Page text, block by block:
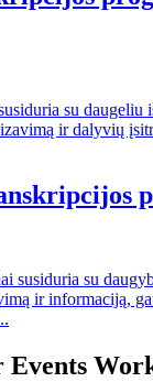
su daugeliu
ir dalyvių
susiduria su
ir informaciją,
Events